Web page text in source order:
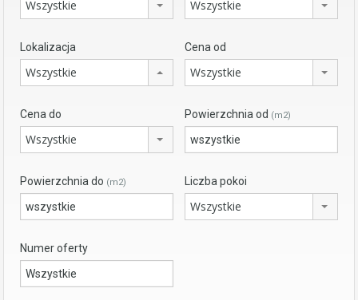
Wszystkie Wszystkie
Lokalizacja
Wszystkie
Cena od
Wszystkie
Cena do
Wszystkie
Powierzchnia od (m2)
Powierzchnia do (m2) Liczba pokoi
Wszystkie
Numer oferty